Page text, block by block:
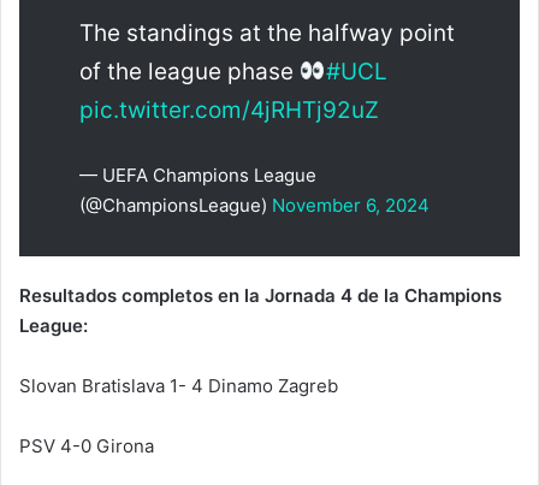
The standings at the halfway point
of the league phase
#UCL
pic.twitter.com/4jRHTj92uZ
— UEFA Champions League
(@ChampionsLeague) November 6, 2024
Resultados completos en la Jornada 4 de la Champions
League:
Slovan Bratislava 1- 4 Dinamo Zagreb
PSV 4-0 Girona